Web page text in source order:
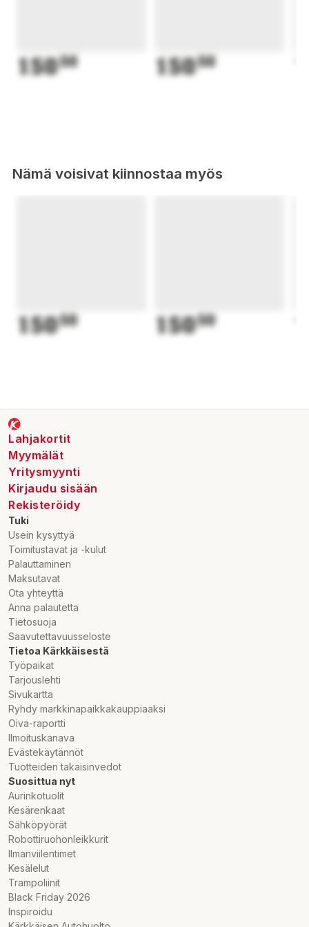
15050 15050
Nämä voisivat kiinnostaa myös
15050 15050
Lahjakortit
Myymälät
Yritysmyynti
Kirjaudu sisään
Rekisteröidy
Tuki
Usein kysyttyä
Toimitustavat ja -kulut
Palauttaminen
Maksutavat
Ota yhteyttä
Anna palautetta
Tietosuoja
Saavutettavuusseloste
Tietoa Kärkkäisestä
Työpaikat
Tarjouslehti
Sivukartta
Ryhdy markkinapaikkakauppiaaksi
Oiva-raportti
Ilmoituskanava
Evästekäytännöt
Tuotteiden takaisinvedot
Suosittua nyt
Aurinkotuolit
Kesärenkaat
Sähköpyörät
Robottiruohonleikkurit
Ilmanviilentimet
Kesälelut
Trampoliinit
Black Friday 2026
Inspiroidu